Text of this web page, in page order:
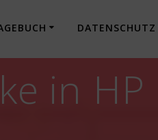
DATENSCHUTZ
in